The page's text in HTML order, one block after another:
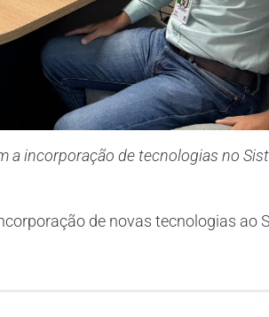
a incorporação de tecnologias no
de novas tecnologias ao